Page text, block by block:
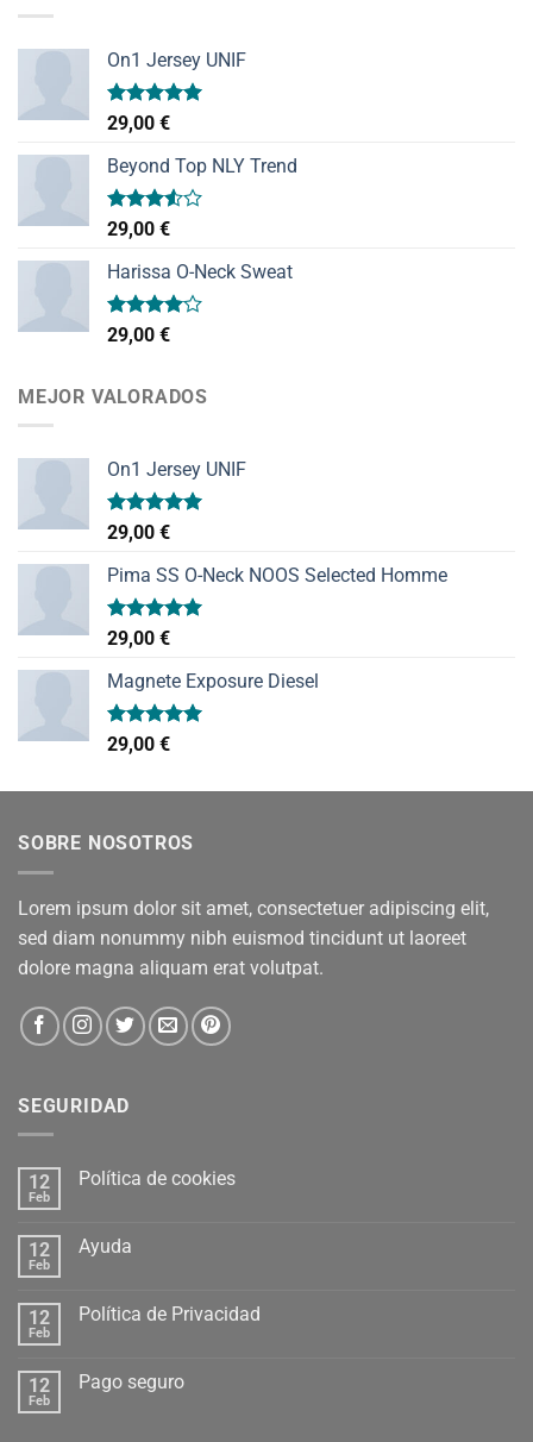
On1 Jersey UNIF
Valorado
con
de 5
29,00 €
Beyond Top NLY Trend
Valorado
con
3.50de
5
29,00 €
Harissa O-Neck Sweat
Valorado
con
29,00 €
MEJOR VALORADOS
On1 Jersey UNIF
Valorado
con
de 5
29,00 €
Pima SS O-Neck NOOS Selected Homme
Valorado
con
de 5
29,00 €
Magnete Exposure Diesel
Valorado
con
29,00 €
SOBRE NOSOTROS
Lorem ipsum dolor sit amet, consectetuer adipiscing elit,
sed diam nonummy nibh euismod tincidunt ut laoreet
dolore magna aliquam erat volutpat.
SEGURIDAD
12
Feb
Política de cookies
12
Feb
Ayuda
12
Feb
Política de Privacidad
12
Feb
Pago seguro